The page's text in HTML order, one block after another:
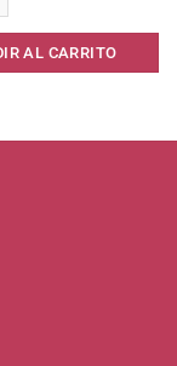
AL CARRITO